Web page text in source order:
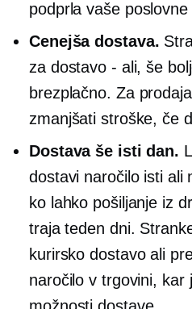
podprla vaše poslovne
Cenejša dostava.
za dostavo - ali, še
brezplačno. Za
zmanjšati stroške, če
Dostava še isti dan.
dostavi naročilo isti ali
ko lahko pošiljanje iz
traja teden dni.
kurirsko dostavo ali
naročilov trgovini, kar